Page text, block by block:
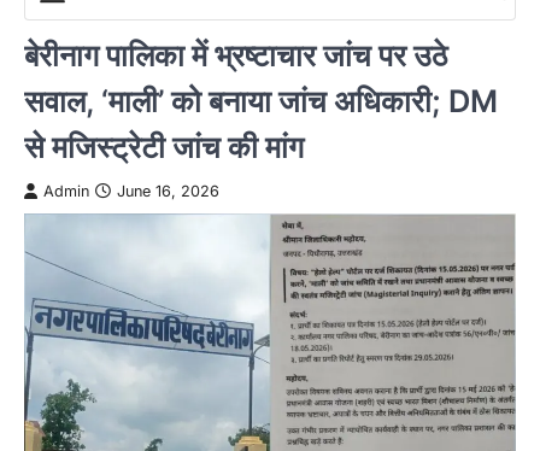
बेरीनाग पालिका में भ्रष्टाचार जांच पर उठे
सवाल, ‘माली’ को बनाया जांच अधिकारी; DM
से मजिस्ट्रेटी जांच की मांग
Admin June 16, 2026